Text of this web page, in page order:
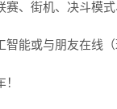
赛、街机、决斗模
智能或与朋友在线